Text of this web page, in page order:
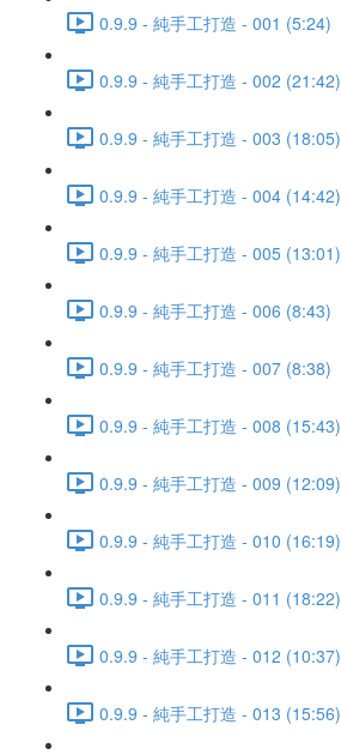
0.9.9 - 純手工打造 - 001 (5:24)
0.9.9 - 純手工打造 - 002 (21:42)
0.9.9 - 純手工打造 - 003 (18:05)
0.9.9 - 純手工打造 - 004 (14:42)
0.9.9 - 純手工打造 - 005 (13:01)
0.9.9 - 純手工打造 - 006 (8:43)
0.9.9 - 純手工打造 - 007 (8:38)
0.9.9 - 純手工打造 - 008 (15:43)
0.9.9 - 純手工打造 - 009 (12:09)
0.9.9 - 純手工打造 - 010 (16:19)
0.9.9 - 純手工打造 - 011 (18:22)
0.9.9 - 純手工打造 - 012 (10:37)
0.9.9 - 純手工打造 - 013 (15:56)